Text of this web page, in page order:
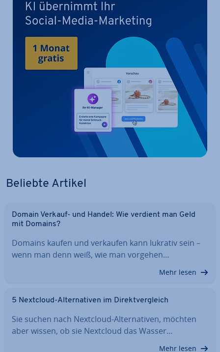
Beliebte Artikel
Domain Verkauf- und Handel: Wie verdient man Geld
mit Domains?
Domains kaufen und verkaufen kann lukrativ sein –
wenn man denn weiß, wie man vorgehen…
Mehr lesen
5 Nextcloud-Al­ter­na­ti­ven im Di­rekt­ver­gleich
Sie suchen nach Nextcloud-Al­ter­na­ti­ven, möchten
aber wissen, ob sie Nextcloud das Wasser…
Mehr lesen